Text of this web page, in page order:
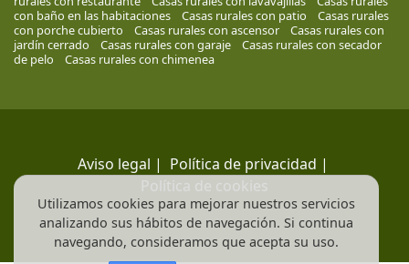
con baño en las habitaciones
Casas rurales con patio
Casas rurales
con porche cubierto
Casas rurales con ascensor
Casas rurales con
jardín cerrado
Casas rurales con garaje
Casas rurales con secador
de pelo
Casas rurales con chimenea
Aviso legal | Política de privacidad |
Política de cookies
Utilizamos cookies para mejorar nuestros servicios
analizando sus hábitos de navegación. Si continua
navegando, consideramos que acepta su uso.